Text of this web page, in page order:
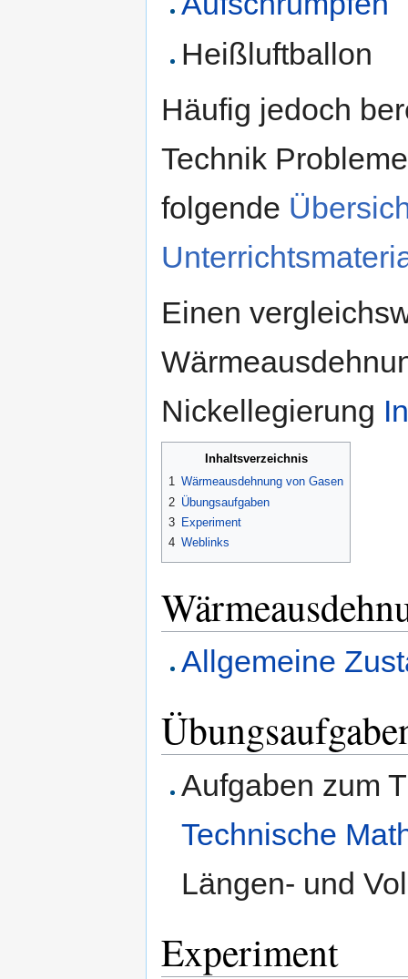
Heißluftballon
Häufig jedoch
Technik
folgende
Einen
Nickellegierung
Inhaltsverzeichnis
1 Wärmeausdehnung von Gasen
2 Übungsaufgaben
3 Experiment
4 Weblinks
Allgemeine
Aufgaben zum
Technische
Längen- und
Experiment